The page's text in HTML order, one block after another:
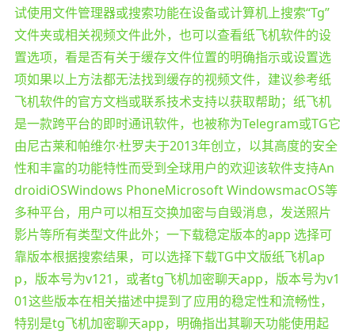
试使用文件管理器或搜索功能在设备或计算机上搜索“Tg”
文件夹或相关视频文件此外，也可以查看纸飞机软件的设
置选项，看是否有关于缓存文件位置的明确指示或设置选
项如果以上方法都无法找到缓存的视频文件，建议参考纸
飞机软件的官方文档或联系技术支持以获取帮助；纸飞机
是一款跨平台的即时通讯软件，也被称为Telegram或TG它
由尼古莱和帕维尔·杜罗夫于2013年创立，以其高度的安全
性和丰富的功能特性而受到全球用户的欢迎该软件支持An
droidiOSWindows PhoneMicrosoft WindowsmacOS等
多种平台，用户可以相互交换加密与自毁消息，发送照片
影片等所有类型文件此外；一下载稳定版本的app 选择可
靠版本根据搜索结果，可以选择下载TG中文版纸飞机ap
p，版本号为v121，或者tg飞机加密聊天app，版本号为v1
01这些版本在相关描述中提到了应用的稳定性和流畅性，
特别是tg飞机加密聊天app，明确指出其聊天功能使用起